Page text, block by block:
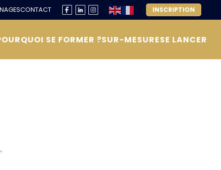
CONTACT INSCRIPTION
SE FORMER ?SUR-MESURESE LANCER